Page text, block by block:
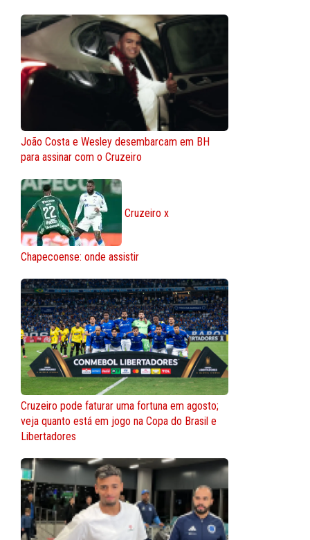
João Costa e Wesley desembarcam em BH
para assinar com o Cruzeiro
Cruzeiro x
Chapecoense: onde assistir
Cruzeiro pode faturar uma fortuna em agosto;
veja quanto está em jogo na Copa do Brasil e
Libertadores